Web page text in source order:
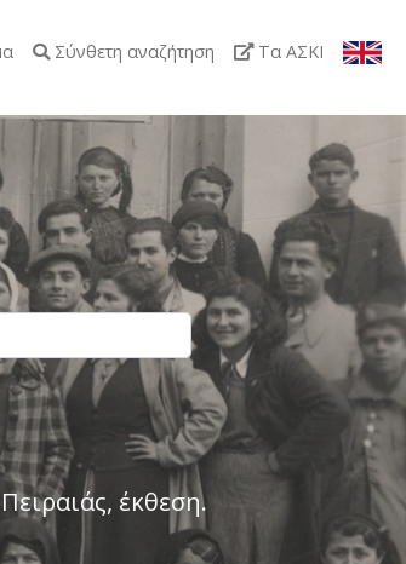
Σύνθετη αναζήτηση Τα ΑΣΚΙ
έκθεση.